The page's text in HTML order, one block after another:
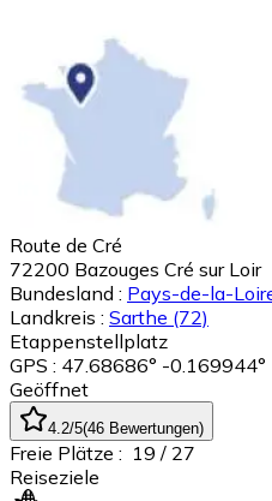
Route de Cré
72200 Bazouges Cré sur Loir
Bundesland : Pays-de-la-
Landkreis : Sarthe (72)
Etappenstellplatz
GPS : 47.68686° -0.169944°
Geöffnet
4.2/5(46 Bewertungen)
Freie Plätze : 19 / 27
Reiseziele